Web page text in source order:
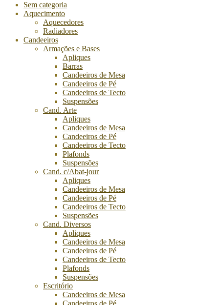
Sem categoria
Aquecimento
Aquecedores
Radiadores
Candeeiros
Armações e Bases
Apliques
Barras
Candeeiros de Mesa
Candeeiros de Pé
Candeeiros de Tecto
Suspensões
Cand. Arte
Apliques
Candeeiros de Mesa
Candeeiros de Pé
Candeeiros de Tecto
Plafonds
Suspensões
Cand. c/Abat-jour
Apliques
Candeeiros de Mesa
Candeeiros de Pé
Candeeiros de Tecto
Suspensões
Cand. Diversos
Apliques
Candeeiros de Mesa
Candeeiros de Pé
Candeeiros de Tecto
Plafonds
Suspensões
Escritório
Candeeiros de Mesa
Candeeiros de Pé